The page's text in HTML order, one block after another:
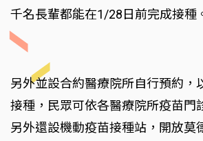
千名長輩都能在1/28日前完成接種
另外並設合約醫療院所自行預約，
接種，民眾可依各醫療院所疫苗門
另外還設機動疫苗接種站，開放莫